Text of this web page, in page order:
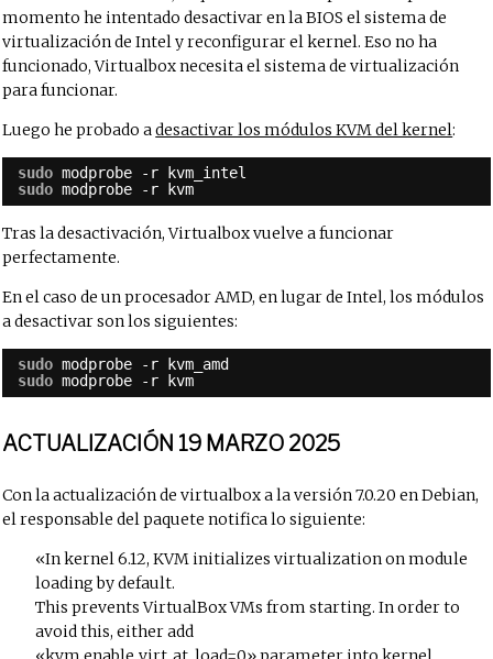
momento he intentado desactivar en la BIOS el sistema de
virtualización de Intel y reconfigurar el kernel. Eso no ha
funcionado, Virtualbox necesita el sistema de virtualización
para funcionar.
Luego he probado adesactivar los módulos KVM del kernel:
sudo modprobe -r kvm_intel
sudo modprobe -r kvm
Tras la desactivación, Virtualbox vuelve a funcionar
perfectamente.
En el caso de un procesador AMD, en lugar de Intel, los módulos
a desactivar son los siguientes:
sudo modprobe -r kvm_amd
sudo modprobe -r kvm
ACTUALIZACIÓN 19 MARZO 2025
Con la actualización de virtualbox a la versión 7.0.20 en Debian,
el responsable del paquete notifica lo siguiente:
In kernel 6.12, KVM initializes virtualization on module
loading by default.
This prevents VirtualBox VMs from starting. In order to
avoid this, either add